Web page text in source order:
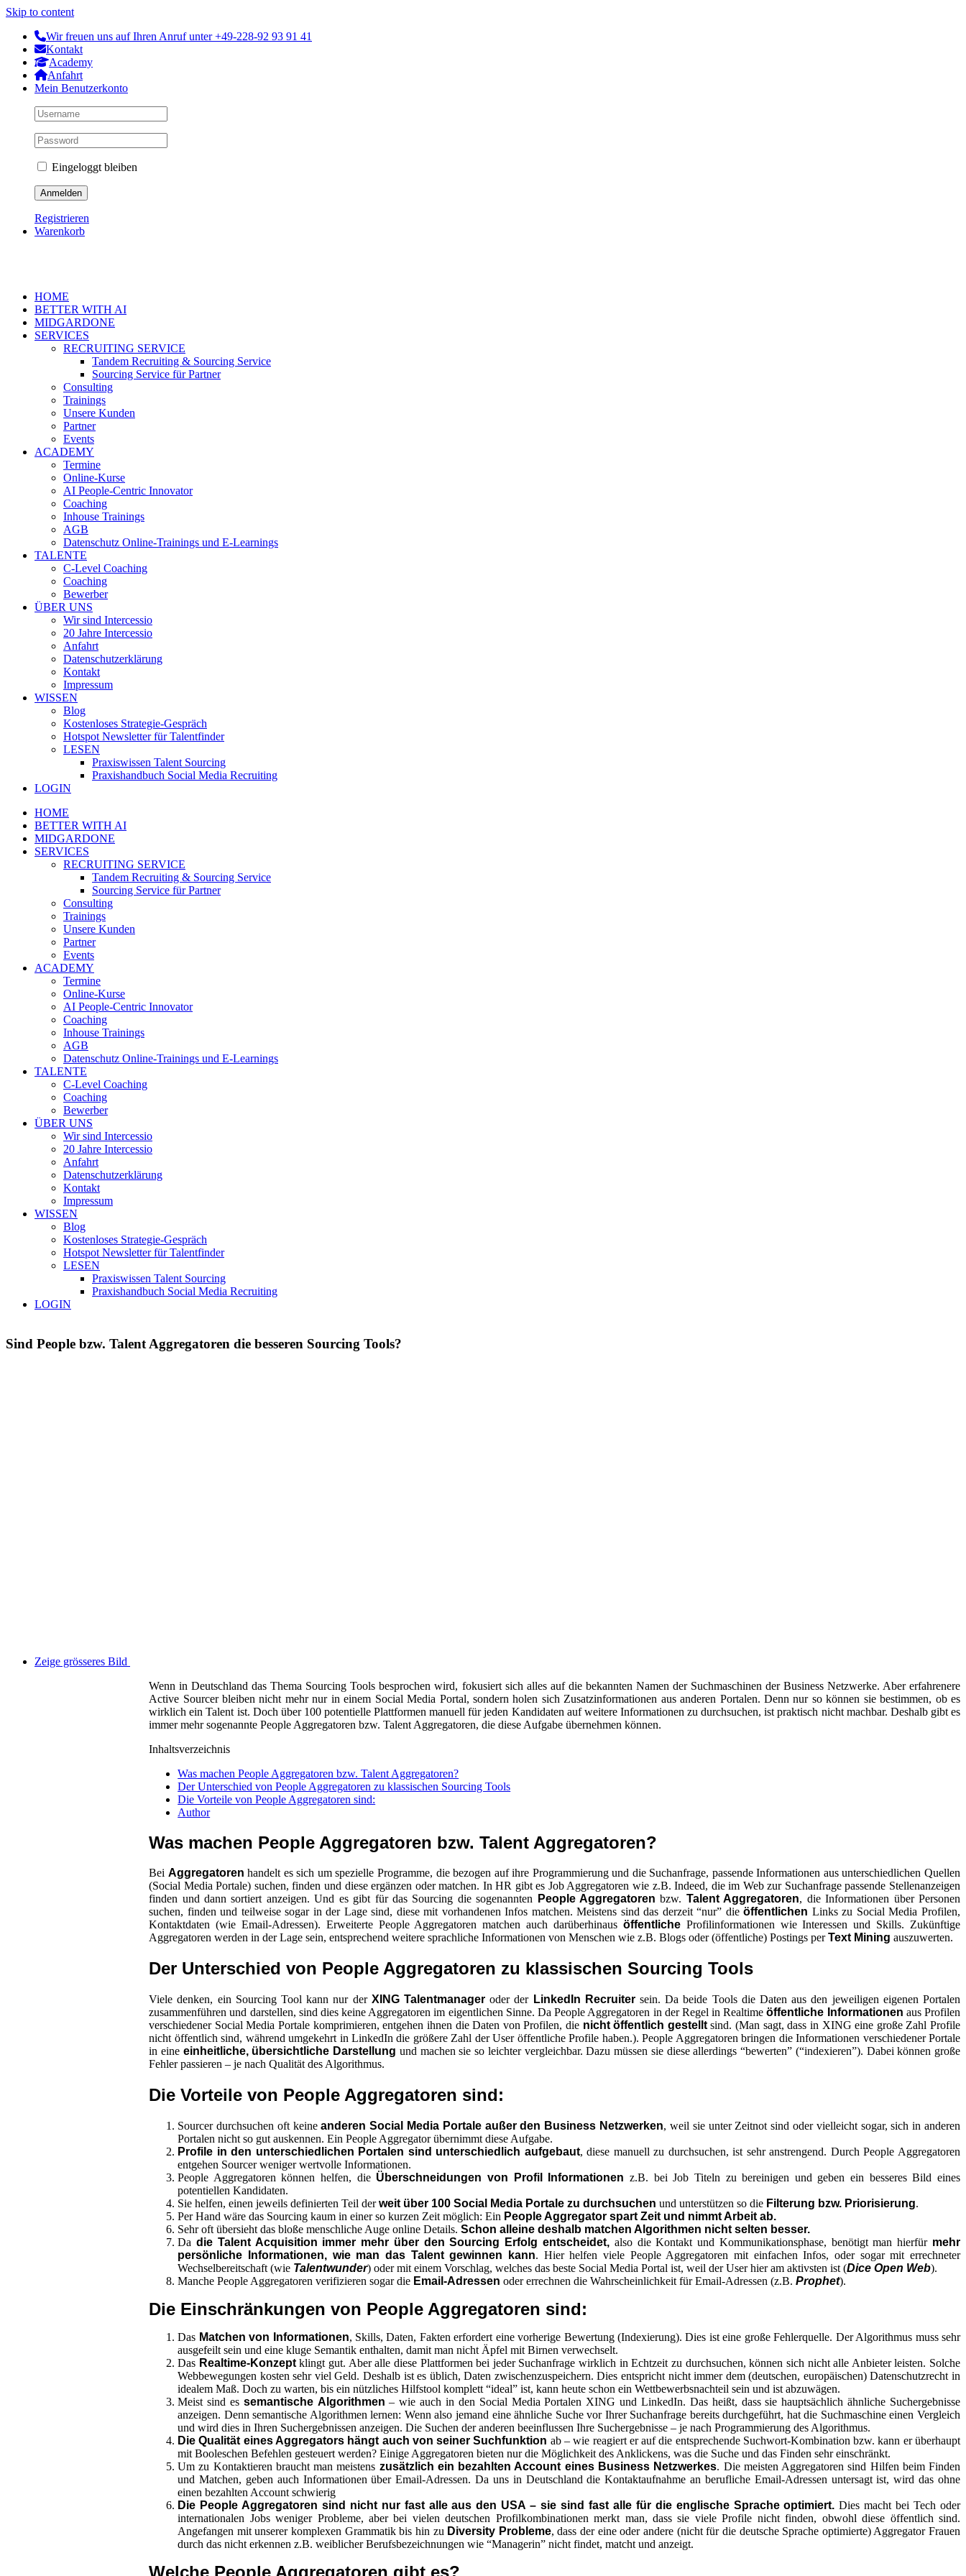
Skip to content
Wir freuen uns auf Ihren Anruf unter +49-228-92 93 91 41
Kontakt
Academy
Anfahrt
Mein Benutzerkonto
Eingeloggt bleiben
Registrieren
Warenkorb
HOME
BETTER WITH AI
MIDGARDONE
SERVICES
RECRUITING SERVICE
Tandem Recruiting & Sourcing Service
Sourcing Service für Partner
Consulting
Trainings
Unsere Kunden
Partner
Events
ACADEMY
Termine
Online-Kurse
AI People-Centric Innovator
Coaching
Inhouse Trainings
AGB
Datenschutz Online-Trainings und E-Learnings
TALENTE
C-Level Coaching
Coaching
Bewerber
ÜBER UNS
Wir sind Intercessio
20 Jahre Intercessio
Anfahrt
Datenschutzerklärung
Kontakt
Impressum
WISSEN
Blog
Kostenloses Strategie-Gespräch
Hotspot Newsletter für Talentfinder
LESEN
Praxiswissen Talent Sourcing
Praxishandbuch Social Media Recruiting
LOGIN
HOME
BETTER WITH AI
MIDGARDONE
SERVICES
RECRUITING SERVICE
Tandem Recruiting & Sourcing Service
Sourcing Service für Partner
Consulting
Trainings
Unsere Kunden
Partner
Events
ACADEMY
Termine
Online-Kurse
AI People-Centric Innovator
Coaching
Inhouse Trainings
AGB
Datenschutz Online-Trainings und E-Learnings
TALENTE
C-Level Coaching
Coaching
Bewerber
ÜBER UNS
Wir sind Intercessio
20 Jahre Intercessio
Anfahrt
Datenschutzerklärung
Kontakt
Impressum
WISSEN
Blog
Kostenloses Strategie-Gespräch
Hotspot Newsletter für Talentfinder
LESEN
Praxiswissen Talent Sourcing
Praxishandbuch Social Media Recruiting
LOGIN
Sind People bzw. Talent Aggregatoren die besseren Sourcing Tools?
Zeige grösseres Bild
Wenn in Deutschland das Thema Sourcing Tools besprochen wird, fokusiert sich alles auf die bekannten Namen der Suchmaschinen der Business Netzwerke. Aber erfahrenere
Active Sourcer bleiben nicht mehr nur in einem Social Media Portal, sondern holen sich Zusatzinformationen aus anderen Portalen. Denn nur so können sie bestimmen, ob es
wirklich ein Talent ist. Doch über 100 potentielle Plattformen manuell für jeden Kandidaten auf weitere Informationen zu durchsuchen, ist praktisch nicht machbar. Deshalb gibt es
immer mehr sogenannte People Aggregatoren bzw. Talent Aggregatoren, die diese Aufgabe übernehmen können.
Inhaltsverzeichnis
Was machen People Aggregatoren bzw. Talent Aggregatoren?
Der Unterschied von People Aggregatoren zu klassischen Sourcing Tools
Die Vorteile von People Aggregatoren sind:
Author
Was machen People Aggregatoren bzw. Talent Aggregatoren?
Bei Aggregatoren handelt es sich um spezielle Programme, die bezogen auf ihre Programmierung und die Suchanfrage, passende Informationen aus unterschiedlichen Quellen
(Social Media Portale) suchen, finden und diese ergänzen oder matchen. In HR gibt es Job Aggregatoren wie z.B. Indeed, die im Web zur Suchanfrage passende Stellenanzeigen
finden und dann sortiert anzeigen. Und es gibt für das Sourcing die sogenannten
People Aggregatoren bzw. Talent Aggregatoren, die Informationen über Personen
suchen, finden und teilweise sogar in der Lage sind, diese mit vorhandenen Infos matchen. Meistens sind das derzeit “nur” dieöffentlichen Links zu Social Media Profilen,
Kontaktdaten (wie Email-Adressen). Erweiterte People Aggregatoren matchen auch darüberhinaus öffentliche Profilinformationen wie Interessen und Skills. Zukünftige
Aggregatoren werden in der Lage sein, entsprechend weitere sprachliche Informationen von Menschen wie z.B. Blogs oder (öffentliche) Postings perText Mining auszuwerten.
Der Unterschied von People Aggregatoren zu klassischen Sourcing Tools
Viele denken, ein Sourcing Tool kann nur der XING Talentmanager oder der LinkedIn Recruitersein. Da beide Tools die Daten aus den jeweiligen eigenen Portalen
zusammenführen und darstellen, sind dies keine Aggregatoren im eigentlichen Sinne. Da People Aggregatoren in der Regel in Realtimeöffentliche Informationen aus Profilen
verschiedener Social Media Portale komprimieren, entgehen ihnen die Daten von Profilen, die nicht öffentlich gestellt sind. (Man sagt, dass in XING eine große Zahl Profile
nicht öffentlich sind, während umgekehrt in LinkedIn die größere Zahl der User öffentliche Profile haben.). People Aggregatoren bringen die Informationen verschiedener Portale
in eine einheitliche, übersichtliche Darstellung und machen sie so leichter vergleichbar. Dazu müssen sie diese allerdings “bewerten” (“indexieren”). Dabei können große
Fehler passieren – je nach Qualität des Algorithmus.
Die Vorteile von People Aggregatoren sind:
Sourcer durchsuchen oft keineanderen Social Media Portale außer den Business Netzwerken, weil sie unter Zeitnot sind oder vielleicht sogar, sich in anderen
Portalen nicht so gut auskennen. Ein People Aggregator übernimmt diese Aufgabe.
Profile in den unterschiedlichen Portalen sind unterschiedlich aufgebaut, diese manuell zu durchsuchen, ist sehr anstrengend. Durch People Aggregatoren
entgehen Sourcer weniger wertvolle Informationen.
People Aggregatoren können helfen, dieÜberschneidungen von Profil Informationen z.B. bei Job Titeln zu bereinigen und geben ein besseres Bild eines
potentiellen Kandidaten.
Sie helfen, einen jeweils definierten Teil derweit über 100 Social Media Portale zu durchsuchen und unterstützen so die Filterung bzw. Priorisierung.
Per Hand wäre das Sourcing kaum in einer so kurzen Zeit möglich: Ein People Aggregator spart Zeit und nimmt Arbeit ab.
Sehr oft übersieht das bloße menschliche Auge online Details.Schon alleine deshalb matchen Algorithmen nicht selten besser.
Da die Talent Acquisition immer mehr über den Sourcing Erfolg entscheidet, also die Kontakt und Kommunikationsphase, benötigt man hierfür mehr
persönliche Informationen, wie man das Talent gewinnen kann. Hier helfen viele People Aggregatoren mit einfachen Infos, oder sogar mit errechneter
Wechselbereitschaft (wie Talentwunder) oder mit einem Vorschlag, welches das beste Social Media Portal ist, weil der User hier am aktivsten ist (Dice Open Web).
Manche People Aggregatoren verifizieren sogar die Email-Adressen oder errechnen die Wahrscheinlichkeit für Email-Adressen (z.B. Prophet).
Die Einschränkungen von People Aggregatoren sind:
Das Matchen von Informationen, Skills, Daten, Fakten erfordert eine vorherige Bewertung (Indexierung). Dies ist eine große Fehlerquelle. Der Algorithmus muss sehr
ausgefeilt sein und eine kluge Semantik enthalten, damit man nicht Äpfel mit Birnen verwechselt.
Das Realtime-Konzept klingt gut. Aber alle diese Plattformen bei jeder Suchanfrage wirklich in Echtzeit zu durchsuchen, können sich nicht alle Anbieter leisten. Solche
Webbewegungen kosten sehr viel Geld. Deshalb ist es üblich, Daten zwischenzuspeichern. Dies entspricht nicht immer dem (deutschen, europäischen) Datenschutzrecht in
idealem Maß. Doch zu warten, bis ein nützliches Hilfstool komplett “ideal” ist, kann heute schon ein Wettbewerbsnachteil sein und ist abzuwägen.
Meist sind es semantische Algorithmen – wie auch in den Social Media Portalen XING und LinkedIn. Das heißt, dass sie hauptsächlich ähnliche Suchergebnisse
anzeigen. Denn semantische Algorithmen lernen: Wenn also jemand eine ähnliche Suche vor Ihrer Suchanfrage bereits durchgeführt, hat die Suchmaschine einen Vergleich
und wird dies in Ihren Suchergebnissen anzeigen. Die Suchen der anderen beeinflussen Ihre Suchergebnisse – je nach Programmierung des Algorithmus.
Die Qualität eines Aggregators hängt auch von seiner Suchfunktion ab – wie reagiert er auf die entsprechende Suchwort-Kombination bzw. kann er überhaupt
mit Booleschen Befehlen gesteuert werden? Einige Aggregatoren bieten nur die Möglichkeit des Anklickens, was die Suche und das Finden sehr einschränkt.
Um zu Kontaktieren braucht man meistens zusätzlich ein bezahlten Account eines Business Netzwerkes. Die meisten Aggregatoren sind Hilfen beim Finden
und Matchen, geben auch Informationen über Email-Adressen. Da uns in Deutschland die Kontaktaufnahme an berufliche Email-Adressen untersagt ist, wird das ohne
einen bezahlten Account schwierig
Die People Aggregatoren sind nicht nur fast alle aus den USA – sie sind fast alle für die englische Sprache optimiert. Dies macht bei Tech oder
internationalen Jobs weniger Probleme, aber bei vielen deutschen Profilkombinationen merkt man, dass sie viele Profile nicht finden, obwohl diese öffentlich sind.
Angefangen mit unserer komplexen Grammatik bis hin zu Diversity Probleme, dass der eine oder andere (nicht für die deutsche Sprache optimierte) Aggregator Frauen
durch das nicht erkennen z.B. weiblicher Berufsbezeichnungen wie “Managerin” nicht findet, matcht und anzeigt.
Welche People Aggregatoren gibt es?